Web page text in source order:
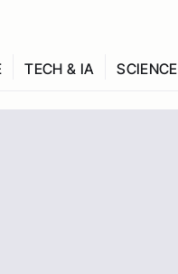
TECH & IA SCIENCE